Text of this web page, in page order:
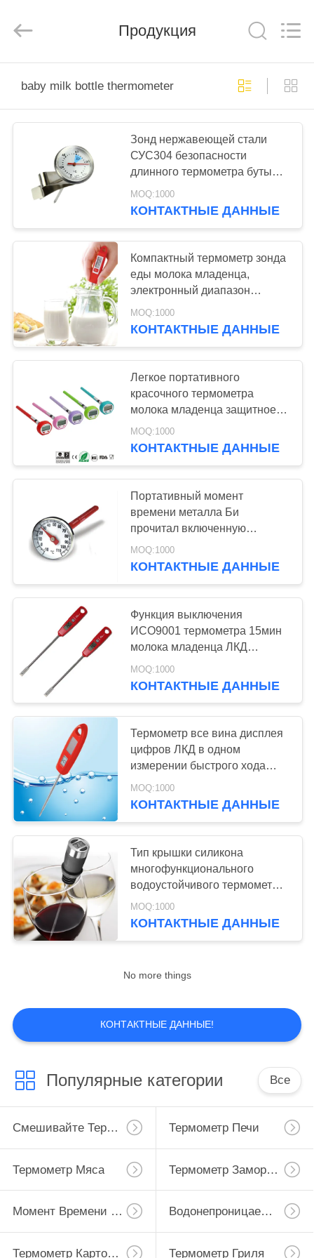
ПРОДУКТЫ
ВИДЕОЗАПИСИ
НАС
ЭКСКУРСИЯ
ЗАВОДУ
КОНТРОЛЬ
КАЧЕСТВА
НОВОСТИ
СЛУЧАИ
ЗАПРОСИТЕ
ЦИТАТУ
КАРТА
PRIVACY
POLICY
Rights
Продукция
baby milk bottle thermometer
Зонд нержавеющей стали
СУС304 безопасности
длинного термометра бутылки
молока младенца зонда
высокий
MOQ:1000
КОНТАКТНЫЕ ДАННЫЕ
Компактный термометр зонда
еды молока младенца,
электронный диапазон
температур варя термометра
широкий
MOQ:1000
КОНТАКТНЫЕ ДАННЫЕ
Легкое портативного
красочного термометра
молока младенца защитное
для чтения отсчета ЛКД
MOQ:1000
КОНТАКТНЫЕ ДАННЫЕ
Портативный момент
времени металла Би
прочитал включенную
батарею термометра ЛР44*1
молока младенца
MOQ:1000
КОНТАКТНЫЕ ДАННЫЕ
Функция выключения
ИСО9001 термометра 15мин
молока младенца ЛКД
цифров автоматическая
MOQ:1000
КОНТАКТНЫЕ ДАННЫЕ
Термометр все вина дисплея
цифров ЛКД в одном
измерении быстрого хода
дизайна
MOQ:1000
КОНТАКТНЫЕ ДАННЫЕ
Тип крышки силикона
многофункционального
водоустойчивого термометра
вина защитный
MOQ:1000
КОНТАКТНЫЕ ДАННЫЕ
No more things
КОНТАКТНЫЕ ДАННЫЕ!
Популярные категории Все
Смешивайте Термометр Термометр Печи
Термометр Мяса Термометр Замораживателя Холодильника
Момент Времени Прочитал Цифровой Термометр Водонепроницаемый Цифровой Термометр
Термометр Картофеля Фри Конфеты Глубокий Термометр Гриля